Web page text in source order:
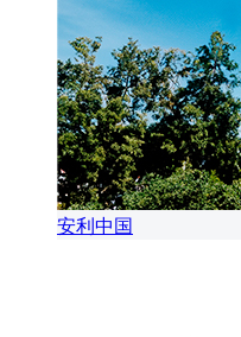
安利中国